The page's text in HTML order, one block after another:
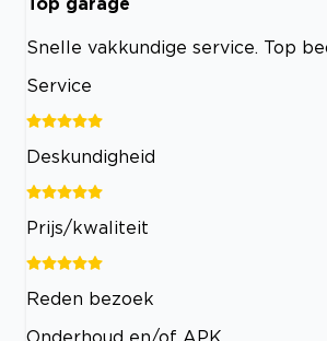
Snelle vakkundige service. Top
Service
Deskundigheid
Prijs/kwaliteit
Reden bezoek
Onderhoud en/of APK